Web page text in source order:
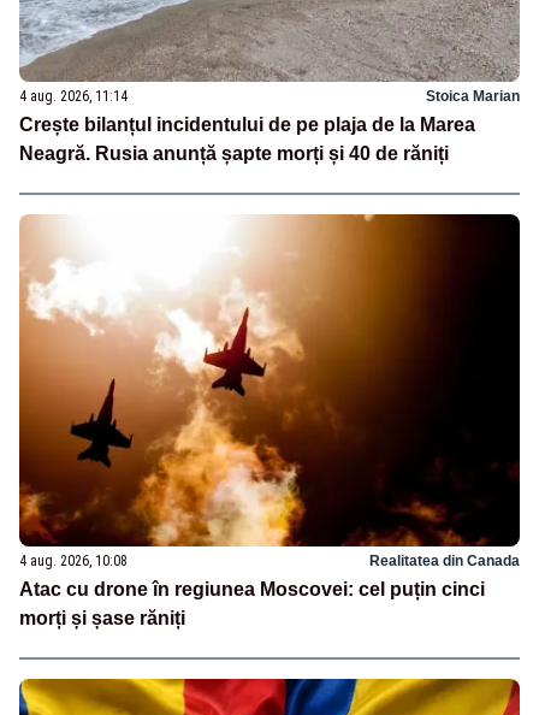
4 aug. 2026, 11:14 Stoica Marian
Crește bilanțul incidentului de pe plaja de la Marea
Neagră. Rusia anunță șapte morți și 40 de răniți
4 aug. 2026, 10:08 Realitatea din Canada
Atac cu drone în regiunea Moscovei: cel puțin cinci
morți și șase răniți